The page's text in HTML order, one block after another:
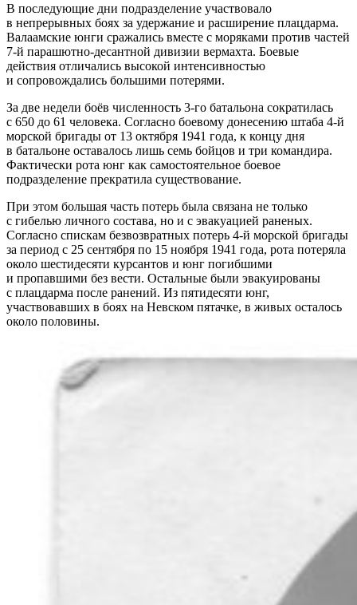
В последующие дни подразделение участвовало
в непрерывных боях за удержание и расширение плацдарма.
Валаамские юнги сражались вместе с моряками против частей
7-й парашютно-десантной дивизии вермахта. Боевые
действия отличались высокой интенсивностью
и сопровождались большими потерями.
За две недели боёв численность 3-го батальона сократилась
с 650 до 61 человека. Согласно боевому донесению штаба 4-й
морской бригады от 13 октября 1941 года, к концу дня
в батальоне оставалось лишь семь бойцов и три командира.
Фактически рота юнг как самостоятельное боевое
подразделение прекратила существование.
При этом большая часть потерь была связана не только
с гибелью личного состава, но и с эвакуацией раненых.
Согласно спискам безвозвратных потерь 4-й морской бригады
за период с 25 сентября по 15 ноября 1941 года, рота потеряла
около шестидесяти курсантов и юнг погибшими
и пропавшими без вести. Остальные были эвакуированы
с плацдарма после ранений. Из пятидесяти юнг,
участвовавших в боях на Невском пятачке, в живых осталось
около половины.